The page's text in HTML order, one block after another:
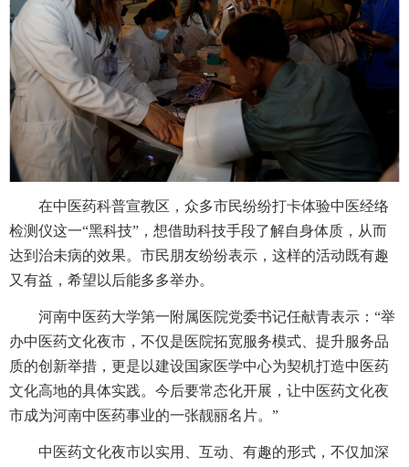
在中医药科普宣教区，众多市民纷纷打卡体验中医经络
检测仪这一“黑科技”，想借助科技手段了解自身体质，从而
达到治未病的效果。市民朋友纷纷表示，这样的活动既有趣
又有益，希望以后能多多举办。
河南中医药大学第一附属医院党委书记任献青表示：“举
办中医药文化夜市，不仅是医院拓宽服务模式、提升服务品
质的创新举措，更是以建设国家医学中心为契机打造中医药
文化高地的具体实践。今后要常态化开展，让中医药文化夜
市成为河南中医药事业的一张靓丽名片。”
中医药文化夜市以实用、互动、有趣的形式，不仅加深